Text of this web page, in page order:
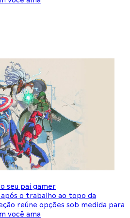
seu pai gamer
o trabalho ao topo da
reúne opções sob medida para
você ama